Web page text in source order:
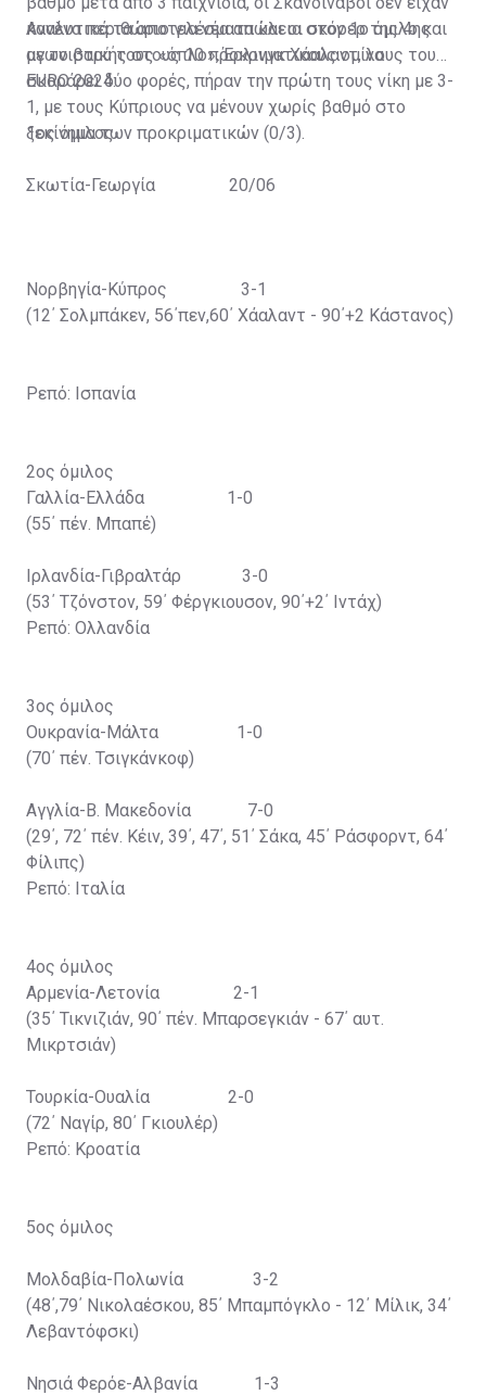
κανένα περιθώριο για νέα απώλεια στον 1ο όμιλο και
με το βαρύ τους «όπλο», Έρλινγκ Χάαλαντ, να
σκοράρει δύο φορές, πήραν την πρώτη τους νίκη με 3-
1, με τους Κύπριους να μένουν χωρίς βαθμό στο
ξεκίνημα των προκριματικών (0/3).
Αναλυτικά τα αποτελέσματα και οι σκόρερ της 4ης
αγωνιστικής στους 10 προκριματικούς ομίλους του
EURO 2024:
1ος όμιλος
Σκωτία-Γεωργία 20/06
Νορβηγία-Κύπρος 3-1
(12΄ Σολμπάκεν, 56΄πεν,60΄ Χάαλαντ - 90΄+2 Κάστανος)
Ρεπό: Ισπανία
2ος όμιλος
Γαλλία-Ελλάδα 1-0
(55΄ πέν. Μπαπέ)
Ιρλανδία-Γιβραλτάρ 3-0
(53΄ Τζόνστον, 59΄ Φέργκιουσον, 90΄+2΄ Ιντάχ)
Ρεπό: Ολλανδία
3ος όμιλος
Ουκρανία-Μάλτα 1-0
(70΄ πέν. Τσιγκάνκοφ)
Αγγλία-Β. Μακεδονία 7-0
(29΄, 72΄ πέν. Κέιν, 39΄, 47΄, 51΄ Σάκα, 45΄ Ράσφορντ, 64΄
Φίλιπς)
Ρεπό: Ιταλία
4ος όμιλος
Αρμενία-Λετονία 2-1
(35΄ Τικνιζιάν, 90΄ πέν. Μπαρσεγκιάν - 67΄ αυτ.
Μικρτσιάν)
Τουρκία-Ουαλία 2-0
(72΄ Ναγίρ, 80΄ Γκιουλέρ)
Ρεπό: Κροατία
5ος όμιλος
Μολδαβία-Πολωνία 3-2
(48΄,79΄ Νικολαέσκου, 85΄ Μπαμπόγκλο - 12΄ Μίλικ, 34΄
Λεβαντόφσκι)
Νησιά Φερόε-Αλβανία 1-3